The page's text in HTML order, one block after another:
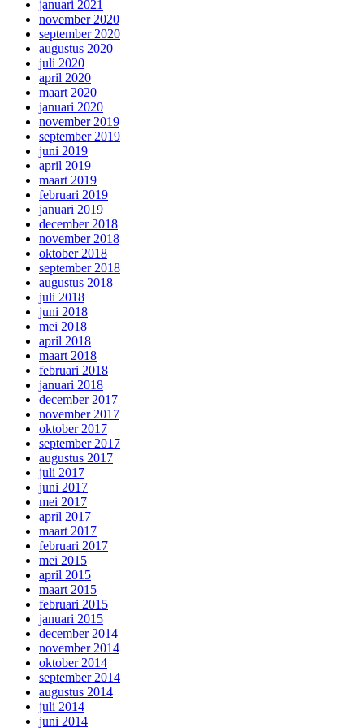
januari 2021
november 2020
september 2020
augustus 2020
juli 2020
april 2020
maart 2020
januari 2020
november 2019
september 2019
juni 2019
april 2019
maart 2019
februari 2019
januari 2019
december 2018
november 2018
oktober 2018
september 2018
augustus 2018
juli 2018
juni 2018
mei 2018
april 2018
maart 2018
februari 2018
januari 2018
december 2017
november 2017
oktober 2017
september 2017
augustus 2017
juli 2017
juni 2017
mei 2017
april 2017
maart 2017
februari 2017
mei 2015
april 2015
maart 2015
februari 2015
januari 2015
december 2014
november 2014
oktober 2014
september 2014
augustus 2014
juli 2014
juni 2014